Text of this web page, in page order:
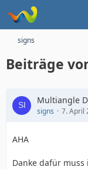
signs
Beiträge
Multiangle
signs 7. April
AHA
Danke dafür